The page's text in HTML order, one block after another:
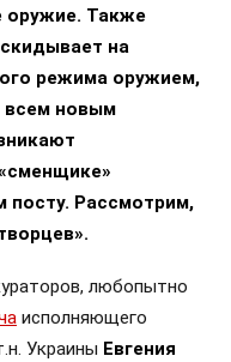
оружие. Также
на
режима оружием,
всем новым
посту. Рассмотрим,
любопытно
исполняющего
Украины Евгения